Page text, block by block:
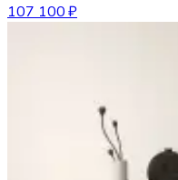
107 100 ₽